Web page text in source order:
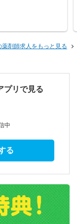
剤師求人をもっと見る
プリで見る
中
る